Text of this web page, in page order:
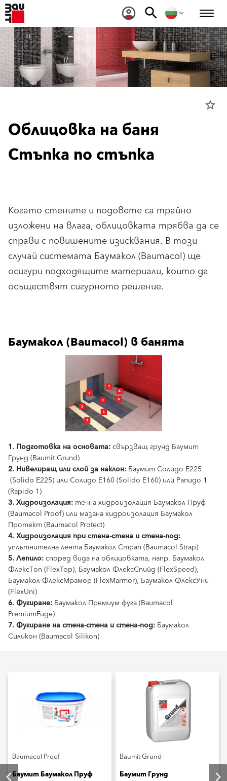
star_border
Облицовка на баня
Стъпка по стъпка
Когато стените и подовете са трайно
изложени на влага, облицовката трябва да се
справи с повишените изисквания. В този
случай системата Баумакол (Baumacol) ще
осигури подходящите материали, които да
осъществят сигурното решение.
Баумакол (Baumacol) в банята
1. Подготовка на основата:свързващ грунд Баумит
Грунд (Baumit Grund)
2. Нивелиращ или слой за наклон: Баумит Солидо Е225
(Solido E225) или Солидо Е160 (Solido E160) или Рапидо 1
(Rapido 1)
3. Хидроизолация: течна хидроизолация Баумакол Пруф
(Baumacol Proof) или мазана хидроизолация Баумакол
Протект (Baumacol Protect)
4. Хидроизолация при стена-стена и стена-под:
уплътнителна лента Баумакол Страп (Baumacol Strap)
5. Лепило:според вида на облицовката, напр. Баумакол
ФлексТоп (FlexTop), Баумакол ФлексСпийд (FlexSpeed),
Баумакол ФлексМрамор (FlexMarmor), Баумакол ФлексУни
(FlexUni)
6. Фугиране: Баумакол Премиум фуга (Baumacol
PremiumFuge)
7. Фугиране на стена-стена и стена-под: Баумакол
Силикон (Baumacol Silikon)
Baumacol Proof
Баумит Баумакол Пруф
Baumit Grund
Баумит Грунд